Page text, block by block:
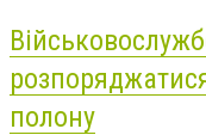
полону